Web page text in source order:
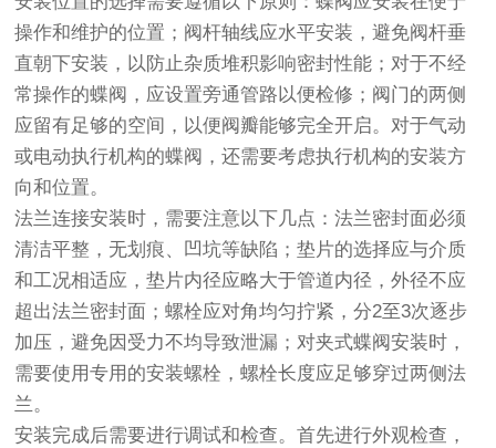
操作和维护的位置；阀杆轴线应水平安装，避免阀杆垂
直朝下安装，以防止杂质堆积影响密封性能；对于不经
常操作的蝶阀，应设置旁通管路以便检修；阀门的两侧
应留有足够的空间，以便阀瓣能够完全开启。对于气动
或电动执行机构的蝶阀，还需要考虑执行机构的安装方
向和位置。
法兰连接安装时，需要注意以下几点：法兰密封面必须
清洁平整，无划痕、凹坑等缺陷；垫片的选择应与介质
和工况相适应，垫片内径应略大于管道内径，外径不应
超出法兰密封面；螺栓应对角均匀拧紧，分2至3次逐步
加压，避免因受力不均导致泄漏；对夹式蝶阀安装时，
需要使用专用的安装螺栓，螺栓长度应足够穿过两侧法
兰。
安装完成后需要进行调试和检查。首先进行外观检查，